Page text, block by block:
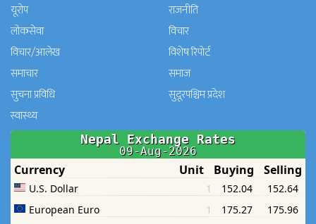
यूरोप
राजनीति
लोकसेवा
विचार
विचार/आलेख
विशेष रिपोर्ट
समाचार
समाज
सुचना प्रविधि
सुदूरपश्चिम प्रदेश
स्वास्थ्य